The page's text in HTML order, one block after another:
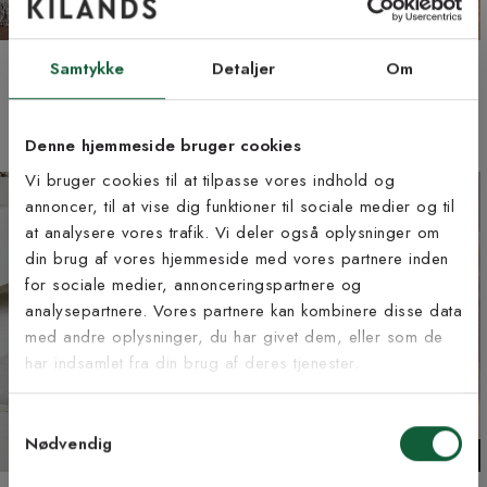
Samtykke Detaljer Om
Denne hjemmeside bruger cookies
Vi bruger cookies til at tilpasse vores indhold og
annoncer, til at vise dig funktioner til sociale medier og til
at analysere vores trafik. Vi deler også oplysninger om
din brug af vores hjemmeside med vores partnere inden
for sociale medier, annonceringspartnere og
analysepartnere. Vores partnere kan kombinere disse data
med andre oplysninger, du har givet dem, eller som de
har indsamlet fra din brug af deres tjenester.
Nødvendig
Hestra blå - håndvævet
Fra 370 kr
8 størrelser | +8 farver
Hestra natur - håndvævet
uldtæppe
Fra 370 kr
8 størrelser | +8 farver
IKKE PÅ LAGER
Tilmeld dig vores
nyhedsbrev
Vær blandt de første til at modtage vores tilbud,
tips og nyheder.